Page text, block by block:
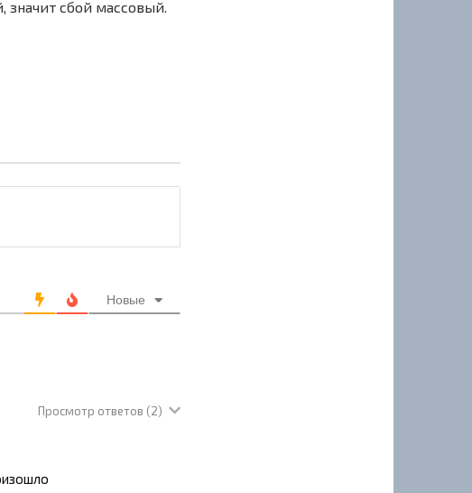
сбой массовый.
Новые
Просмотр ответов (2)